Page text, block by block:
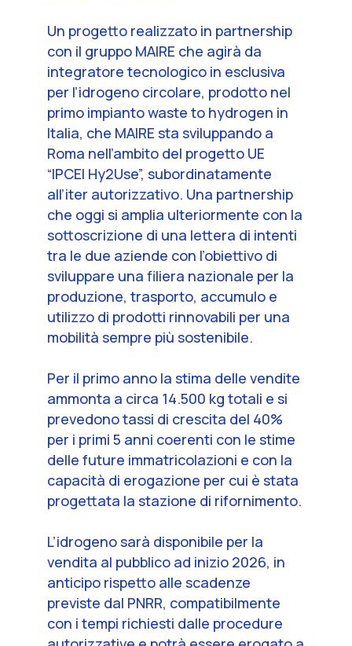
Un progetto realizzato in partnership
con il gruppo MAIRE che agirà da
integratore tecnologico in esclusiva
per l’idrogeno circolare, prodotto nel
primo impianto waste to hydrogen in
Italia, che MAIRE sta sviluppando a
Roma nell’ambito del progetto UE
“IPCEI Hy2Use”, subordinatamente
all’iter autorizzativo. Una partnership
che oggi si amplia ulteriormente con la
sottoscrizione di una lettera di intenti
tra le due aziende con l’obiettivo di
sviluppare una filiera nazionale per la
produzione, trasporto, accumulo e
utilizzo di prodotti rinnovabili per una
mobilità sempre più sostenibile.
Per il primo anno la stima delle vendite
ammonta a circa 14.500 kg totali e si
prevedono tassi di crescita del 40%
per i primi 5 anni coerenti con le stime
delle future immatricolazioni e con la
capacità di erogazione per cui è stata
progettata la stazione di rifornimento.
L’idrogeno sarà disponibile per la
vendita al pubblico ad inizio 2026, in
anticipo rispetto alle scadenze
previste dal PNRR, compatibilmente
con i tempi richiesti dalle procedure